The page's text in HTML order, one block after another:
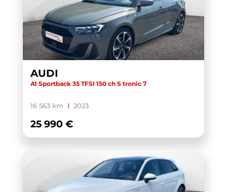
AUDI
A1 Sportback 35 TFSI 150 ch S tronic 7
16 563 km 2023
25 990 €